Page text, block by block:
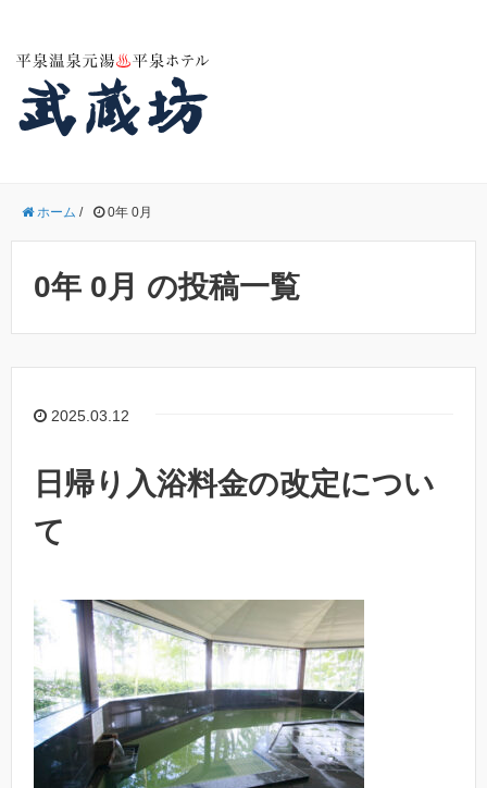
ホーム / 0年 0月
0年 0月 の投稿一覧
2025.03.12
日帰り入浴料金の改定につい
て